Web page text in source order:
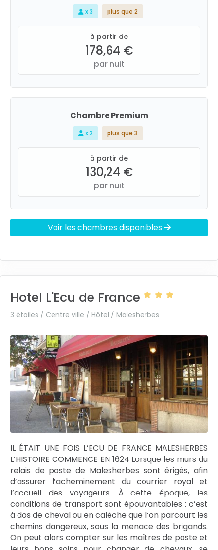
x 3 plus que 2
à partir de
178,64 €
par nuit
Chambre Premium
x 2 plus que 3
à partir de
130,24 €
par nuit
Voir les chambres disponibles
Hotel L'Ecu de France
3 étoiles / Centre ville / Hôtel / Malesherbes
IL ÉTAIT UNE FOIS L’ECU DE FRANCE MALESHERBES
L’HISTOIRE COMMENCE EN 1624 Lorsque les murs du
relais de poste de Malesherbes sont érigés, afin
d’assurer l’acheminement du courrier royal et
l’accueil des voyageurs. À cette époque, les
conditions de transport sont épouvantables : c’est
à dos de cheval ou en calèche que l’on parcourt les
chemins dangereux, sous la menace des brigands.
On peut alors compter sur les maîtres de poste et